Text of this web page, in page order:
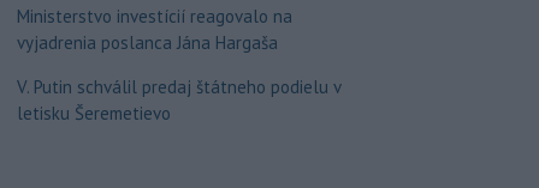
Ministerstvo investícií reagovalo na
vyjadrenia poslanca Jána Hargaša
V. Putin schválil predaj štátneho podielu v
letisku Šeremetievo